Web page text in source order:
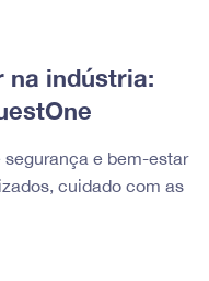
na indústria:
e bem-estar
cuidado com as